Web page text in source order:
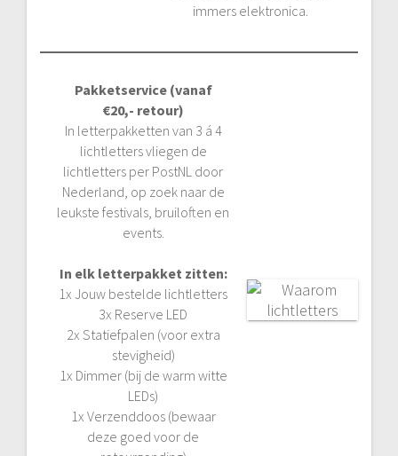
immers elektronica.
Pakketservice (vanaf
€20,- retour)
In letterpakketten van 3 á 4
lichtletters vliegen de
lichtletters per PostNL door
Nederland, op zoek naar de
leukste festivals, bruiloften en
events.
In elk letterpakket zitten:
1x Jouw bestelde lichtletters
3x Reserve LED
2x Statiefpalen (voor extra
stevigheid)
1x Dimmer (bij de warm witte
LEDs)
1x Verzenddoos (bewaar
deze goed voor de